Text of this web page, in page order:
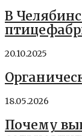
В
20.10.2025
18.05.2026
Почему